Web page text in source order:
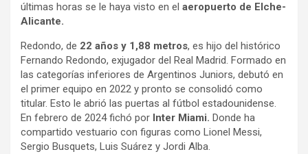
últimas horas se le haya visto en el aeropuerto de Elche-
Alicante.
Redondo, de 22 años y 1,88 metros, es hijo del histórico
Fernando Redondo, exjugador del Real Madrid. Formado en
las categorías inferiores de Argentinos Juniors, debutó en
el primer equipo en 2022 y pronto se consolidó como
titular. Esto le abrió las puertas al fútbol estadounidense.
En febrero de 2024 fichó por Inter Miami. Donde ha
compartido vestuario con figuras como Lionel Messi,
Sergio Busquets, Luis Suárez y Jordi Alba.